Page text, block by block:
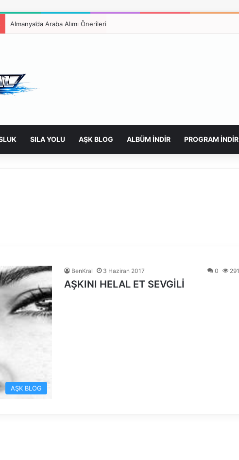
SILA YOLU AŞK BLOG ALBÜM İNDİR PROGRAM İNDİR
AŞK BLOG
BenKral 3 Haziran 2017 0 291
AŞKINI HELAL ET SEVGİLİ